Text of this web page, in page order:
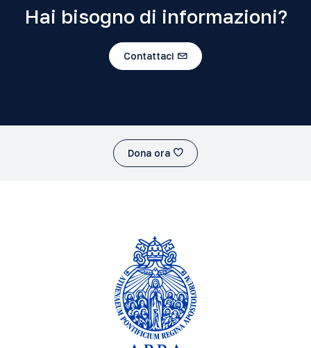
Hai bisogno di informazioni?
Contattaci
Dona ora